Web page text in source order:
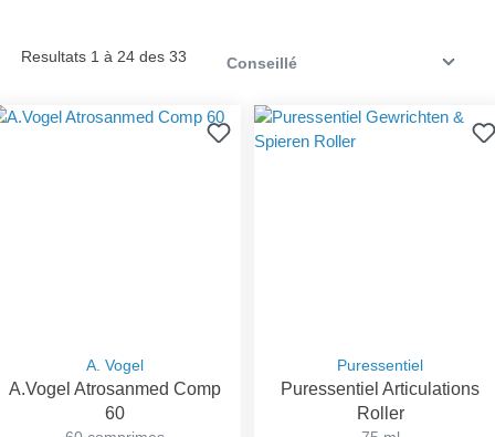
Resultats 1 à 24 des 33
A. Vogel
A.Vogel Atrosanmed Comp
60
Puressentiel
Puressentiel Articulations
Roller